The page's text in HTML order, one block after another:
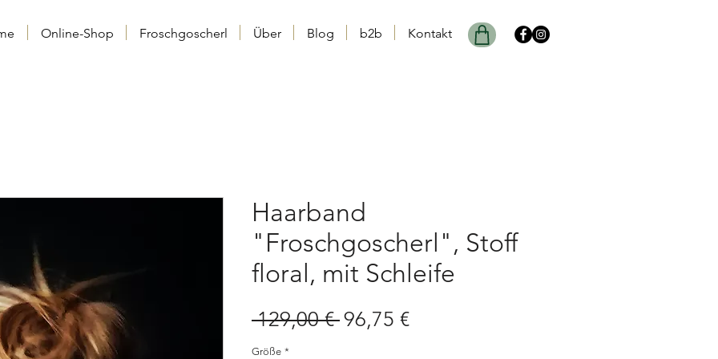
Online-Shop Froschgoscherl Über Blog b2b Kontakt
Haarband
"Froschgoscherl", Stoff
floral, mit Schleife
129,00 € Standardpreis
96,75 €Sale-
Größe *